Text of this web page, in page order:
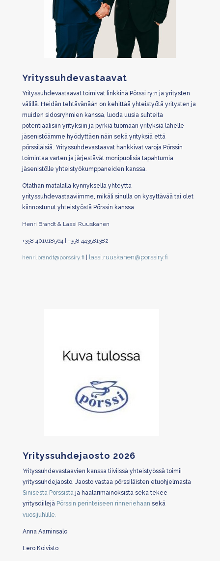
Yrityssuhdevastaavat
Yrityssuhdevastaavat toimivat linkkinä Pörssi ry:n ja yritysten
välillä. Heidän tehtävänään on kehittää yhteistyötä yritysten ja
muiden sidosryhmien kanssa, luoda uusia suhteita
potentiaalisiin yrityksiin ja pyrkiä tuomaan yrityksiä lähelle
jäsenistöämme hyödyttäen näin sekä yrityksiä että
pörssiläisiä. Yrityssuhdevastaavat hankkivat varoja Pörssin
toimintaa varten ja järjestävät monipuolisia tapahtumia
jäsenistölle yhteistyökumppaneiden kanssa.
Otathan matalalla kynnyksellä yhteyttä
yrityssuhdevastaaviimme, mikäli sinulla on kysyttävää tai olet
kiinnostunut yhteistyöstä Pörssin kanssa.
Henri Brandt & Lassi Ruuskanen
+358 401618564 | +358 443581382
henri.brandt@porssiry.fi lassi.ruuskanen@porssiry.fi
Yrityssuhdejaosto 2026
Yrityssuhdevastaavien kanssa tiiviissä yhteistyössä toimii
yrityssuhdejaosto. Jaosto vastaa pörssiläisten etuohjelmasta
Sinisestä Pörssistäja haalarimainoksista sekä tekee
yritysdiilejä Pörssin perinteiseen rinneriehaan sekä
vuosijuhlille.
Anna Aarninsalo
Eero Koivisto